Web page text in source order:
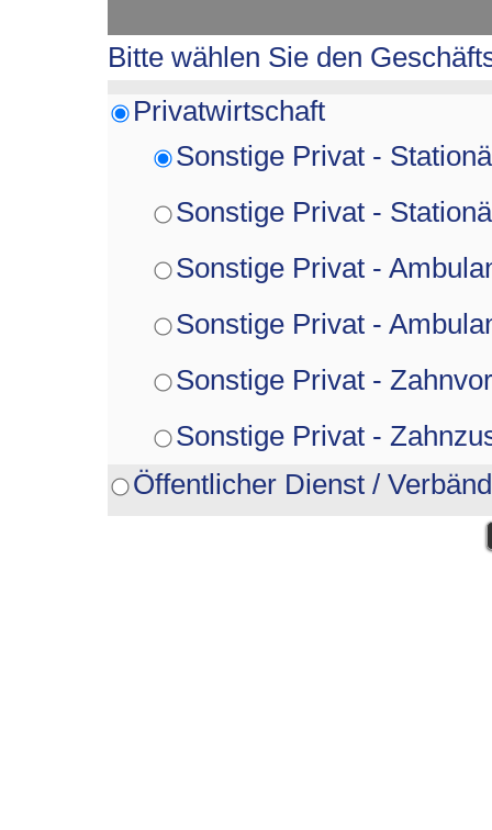
Bitte wählen Sie den
Privatwirtschaft
Sonstige Privat -
Sonstige Privat -
Sonstige Privat -
Sonstige Privat -
Sonstige Privat -
Sonstige Privat -
Öffentlicher Dienst /